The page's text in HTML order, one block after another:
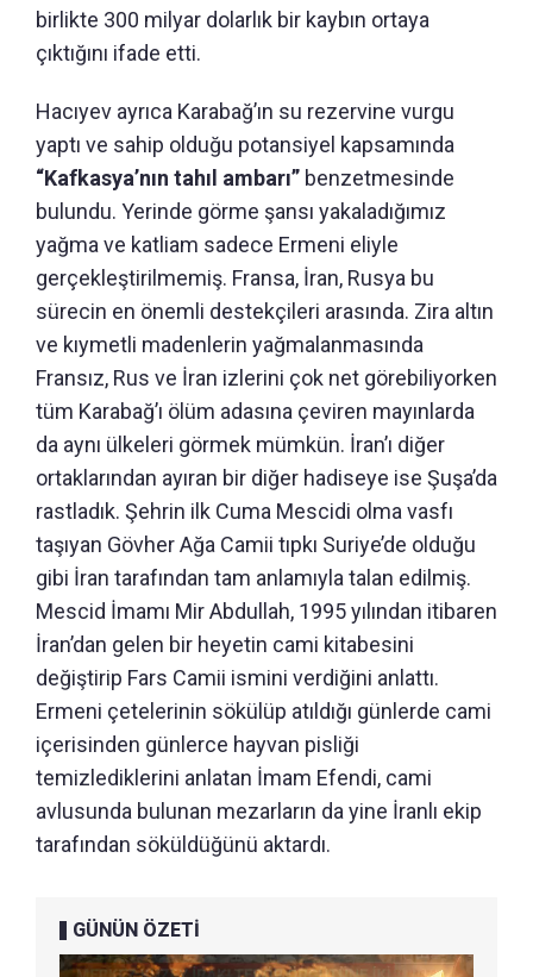
birlikte 300 milyar dolarlık bir kaybın ortaya
çıktığını ifade etti.
Hacıyev ayrıca Karabağ’ın su rezervine vurgu
yaptı ve sahip olduğu potansiyel kapsamında
“Kafkasya’nın tahıl ambarı” benzetmesinde
bulundu. Yerinde görme şansı yakaladığımız
yağma ve katliam sadece Ermeni eliyle
gerçekleştirilmemiş. Fransa, İran, Rusya bu
sürecin en önemli destekçileri arasında. Zira altın
ve kıymetli madenlerin yağmalanmasında
Fransız, Rus ve İran izlerini çok net görebiliyorken
tüm Karabağ’ı ölüm adasına çeviren mayınlarda
da aynı ülkeleri görmek mümkün. İran’ı diğer
ortaklarından ayıran bir diğer hadiseye ise Şuşa’da
rastladık. Şehrin ilk Cuma Mescidi olma vasfı
taşıyan Gövher Ağa Camii tıpkı Suriye’de olduğu
gibi İran tarafından tam anlamıyla talan edilmiş.
Mescid İmamı Mir Abdullah, 1995 yılından itibaren
İran’dan gelen bir heyetin cami kitabesini
değiştirip Fars Camii ismini verdiğini anlattı.
Ermeni çetelerinin sökülüp atıldığı günlerde cami
içerisinden günlerce hayvan pisliği
temizlediklerini anlatan İmam Efendi, cami
avlusunda bulunan mezarların da yine İranlı ekip
tarafından söküldüğünü aktardı.
GÜNÜN ÖZETİ